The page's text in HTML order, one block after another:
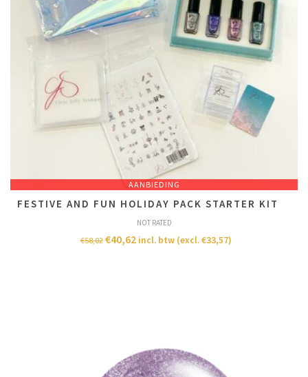
AANBIEDING
FESTIVE AND FUN HOLIDAY PACK STARTER KIT
NOT RATED
€58,02 €40,62 incl. btw (excl.€33,57)